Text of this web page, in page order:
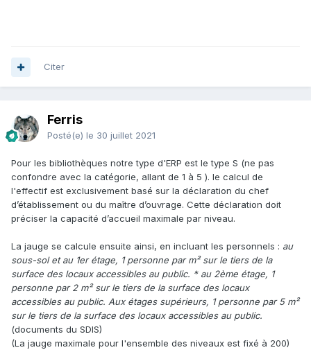
Citer
Ferris
Posté(e) le 30 juillet 2021
Pour les bibliothèques notre type d'ERP est le type S (ne pas
confondre avec la catégorie, allant de 1 à 5 ). le calcul de
l'effectif est exclusivement basé sur la déclaration du chef
d’établissement ou du maître d’ouvrage. Cette déclaration doit
préciser la capacité d’accueil maximale par niveau.
La jauge se calcule ensuite ainsi, en incluant les personnels : au
sous-sol et au 1er étage, 1 personne par m² sur le tiers de la
surface des locaux accessibles au public. * au 2ème étage, 1
personne par 2 m² sur le tiers de la surface des locaux
accessibles au public. Aux étages supérieurs, 1 personne par 5 m²
sur le tiers de la surface des locaux accessibles au public.
(documents du SDIS)
(La jauge maximale pour l'ensemble des niveaux est fixé à 200)